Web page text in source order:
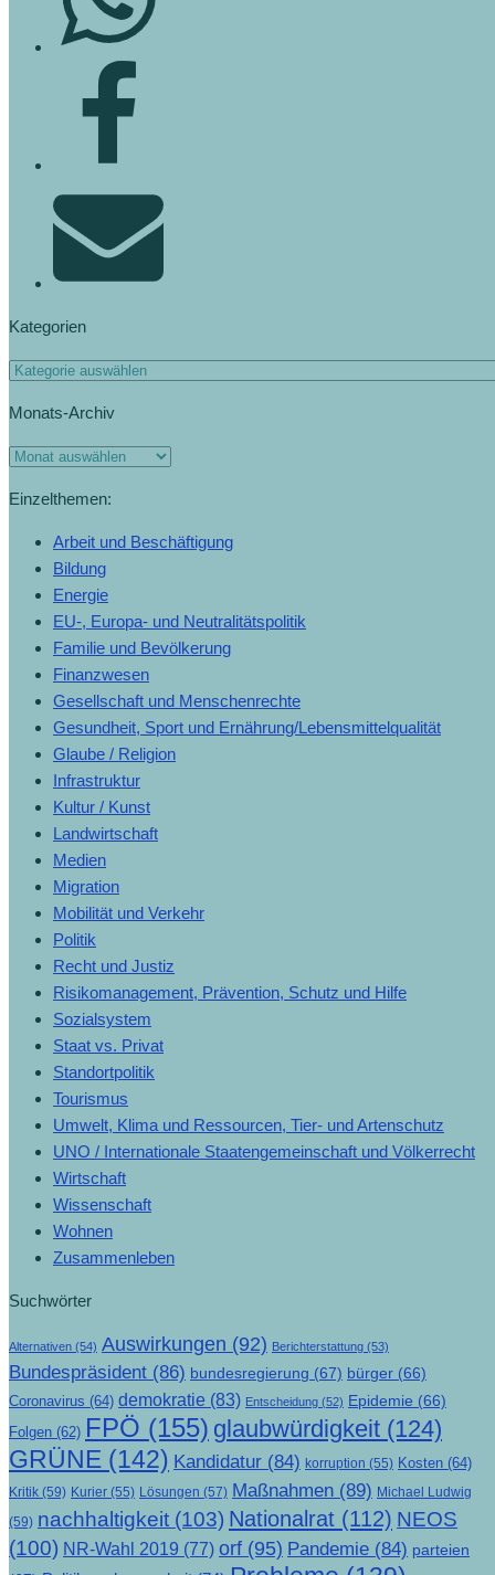
Kategorien
Monats-Archiv
Einzelthemen:
Arbeit und Beschäftigung
Bildung
Energie
EU-, Europa- und Neutralitätspolitik
Familie und Bevölkerung
Finanzwesen
Gesellschaft und Menschenrechte
Gesundheit, Sport und Ernährung/Lebensmittelqualität
Glaube / Religion
Infrastruktur
Kultur / Kunst
Landwirtschaft
Medien
Migration
Mobilität und Verkehr
Politik
Recht und Justiz
Risikomanagement, Prävention, Schutz und Hilfe
Sozialsystem
Staat vs. Privat
Standortpolitik
Tourismus
Umwelt, Klima und Ressourcen, Tier- und Artenschutz
UNO / Internationale Staatengemeinschaft und Völkerrecht
Wirtschaft
Wissenschaft
Wohnen
Zusammenleben
Suchwörter
Alternativen (54) Auswirkungen (92) Berichterstattung (53)
Bundespräsident (86) bundesregierung (67) bürger (66)
Coronavirus (64) demokratie (83) Entscheidung (52) Epidemie (66)
Folgen (62) FPÖ (155) glaubwürdigkeit (124)
GRÜNE (142) Kandidatur (84) korruption (55) Kosten (64)
Kritik (59) Kurier (55) Lösungen (57) Maßnahmen (89) Michael Ludwig
(59) nachhaltigkeit (103) Nationalrat (112) NEOS
(100) NR-Wahl 2019 (77) orf (95) Pandemie (84) parteien